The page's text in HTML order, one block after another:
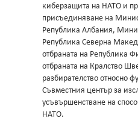
киберзащита на НАТО и
присъединяване на
Република Албания,
Република Северна
отбраната на Република
отбраната на Кралство
разбирателство относно
Съвместния център за
усъвършенстване на
НАТО.